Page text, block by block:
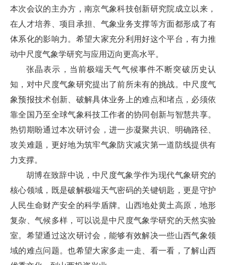
本次会议的主办方，南京气象科技创新研究院成立以来，
在人才培养、项目承担、气象业务支撑等方面都形成了有
体系化的影响力。希望大家充分利用好这个平台，有力推
动中尺度气象学研究与应用迈向更高水平。
张晶表示，当前极端天气气候事件不断突破历史认
知，对中尺度气象研究提出了前所未有的挑战。中尺度气
象预报技术创新、破解具体业务上的难点和堵点，必须依
靠全国乃至全球气象科技工作者的协同创新与智慧共享。
热切期盼通过本次研讨会，进一步凝聚共识、明确路径、
攻关难题，更好地为筑牢气象防灾减灾第一道防线提供有
力支撑。
胡博在致辞中说，中尺度气象学作为现代气象研究的
核心领域，既是破解极端天气密码的关键钥匙，更是守护
人民生命财产安全的科学盾牌。山西地处黄土高原，地形
复杂、气候多样，可以说是中尺度气象学研究的天然实验
室。希望通过这次研讨会，能够有效解决一些山西气象领
域的难点问题。也希望大家多走一走、看一看，了解山西